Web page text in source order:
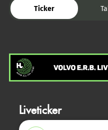
Ticker
Liveticker